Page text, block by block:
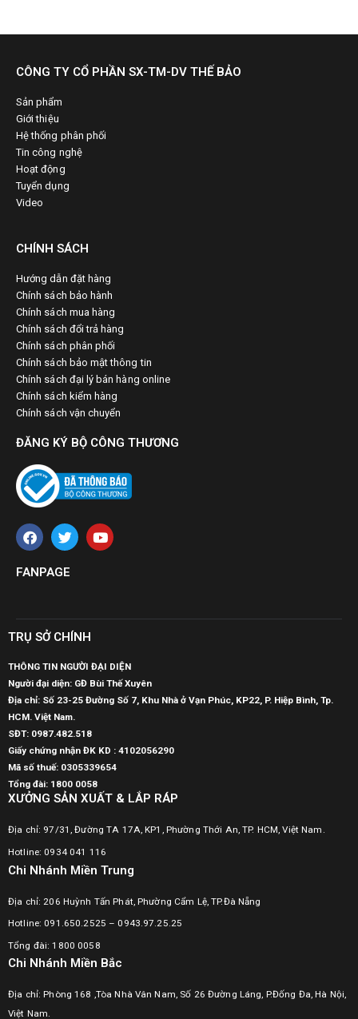
CÔNG TY CỔ PHẦN SX-TM-DV THẾ BẢO
Sản phẩm
Giới thiệu
Hệ thống phân phối
Tin công nghệ
Hoạt động
Tuyển dụng
Video
CHÍNH SÁCH
Hướng dẫn đặt hàng
Chính sách bảo hành
Chính sách mua hàng
Chính sách đổi trả hàng
Chính sách phân phối
Chính sách bảo mật thông tin
Chính sách đại lý bán hàng online
Chính sách kiểm hàng
Chính sách vận chuyển
ĐĂNG KÝ BỘ CÔNG THƯƠNG
FANPAGE
TRỤ SỞ CHÍNH
THÔNG TIN NGƯỜI ĐẠI DIỆN
Người đại diện: GĐ Bùi Thế Xuyên
Địa chỉ: Số 23-25 Đường Số 7, Khu Nhà ở Vạn Phúc, KP22, P. Hiệp Bình, Tp.
HCM. Việt Nam.
SĐT: 0987.482.518
Giấy chứng nhận ĐK KD : 4102056290
Mã số thuế: 0305339654
Tổng đài: 1800 0058
XƯỞNG SẢN XUẤT & LẮP RÁP
Địa chỉ: 97/31, Đường TA 17A, KP1, Phường Thới An, TP. HCM, Việt Nam.
Hotline: 0934 041 116
Chi Nhánh Miền Trung
Địa chỉ: 206 Huỳnh Tấn Phát, Phường Cẩm Lệ, TP.Đà Nẵng
Hotline: 091.650.2525 – 0943.97.25.25
Tổng đài: 1800 0058
Chi Nhánh Miền Bắc
Địa chỉ: Phòng 168 ,Tòa Nhà Vân Nam, Số 26 Đường Láng, P.Đống Đa, Hà Nội,
Việt Nam.